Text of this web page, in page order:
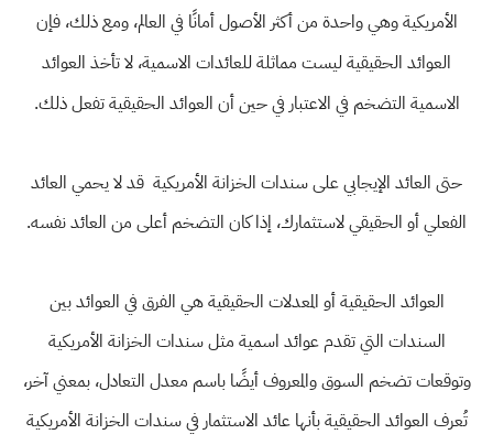
الأمريكية وهي واحدة من أكثر الأصول أمانًا في العالم، ومع ذلك، فإن
العوائد الحقيقية ليست مماثلة للعائدات الاسمية، لا تأخذ العوائد
الاسمية التضخم في الاعتبار في حين أن العوائد الحقيقية تفعل ذلك.
حتى العائد الإيجابي على سندات الخزانة الأمريكية قد لا يحمي العائد
الفعلي أو الحقيقي لاستثمارك، إذا كان التضخم أعلى من العائد نفسه.
العوائد الحقيقية أو المعدلات الحقيقية هي الفرق في العوائد بين
السندات التي تقدم عوائد اسمية مثل سندات الخزانة الأمريكية
وتوقعات تضخم السوق والمعروف أيضًا باسم معدل التعادل، بمعني آخر،
تُعرف العوائد الحقيقية بأنها عائد الاستثمار في سندات الخزانة الأمريكية